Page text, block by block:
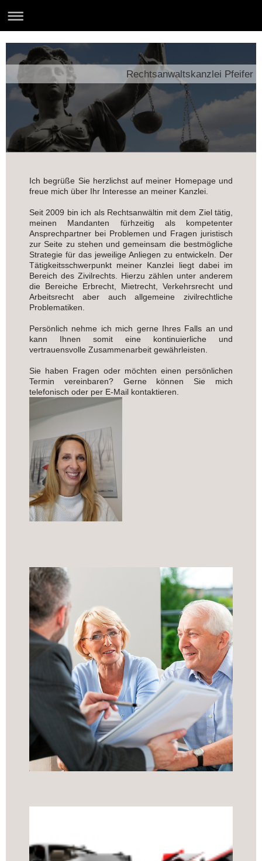
Rechtsanwaltskanzlei Pfeifer
Ich begrüße Sie herzlichst auf meiner Homepage und
freue mich über Ihr Interesse an meiner Kanzlei.
Seit 2009 bin ich als Rechtsanwältin mit dem Ziel tätig,
meinen Mandanten fürhzeitig als kompetenter
Ansprechpartner bei Problemen und Fragen juristisch
zur Seite zu stehen und gemeinsam die bestmögliche
Strategie für das jeweilige Anliegen zu entwickeln. Der
Tätigkeitsschwerpunkt meiner Kanzlei liegt dabei im
Bereich des Zivilrechts. Hierzu zählen unter anderem
die Bereiche Erbrecht, Mietrecht, Verkehrsrecht und
Arbeitsrecht aber auch allgemeine zivilrechtliche
Problematiken.
Persönlich nehme ich mich gerne Ihres Falls an und
kann Ihnen somit eine kontinuierliche und
vertrauensvolle Zusammenarbeit gewährleisten.
Sie haben Fragen oder möchten einen persönlichen
Termin vereinbaren? Gerne können Sie mich
telefonisch oder per E-Mail kontaktieren.